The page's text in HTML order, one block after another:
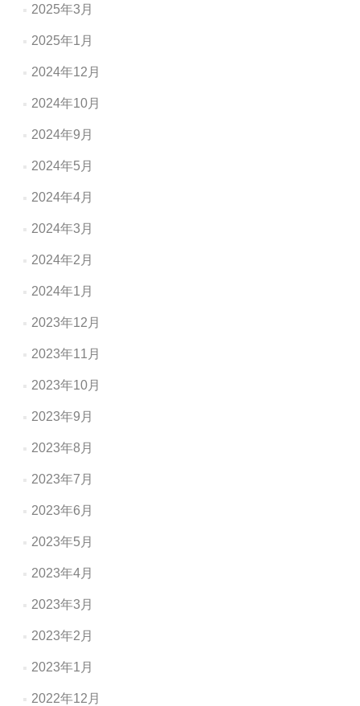
2025年3月
2025年1月
2024年12月
2024年10月
2024年9月
2024年5月
2024年4月
2024年3月
2024年2月
2024年1月
2023年12月
2023年11月
2023年10月
2023年9月
2023年8月
2023年7月
2023年6月
2023年5月
2023年4月
2023年3月
2023年2月
2023年1月
2022年12月